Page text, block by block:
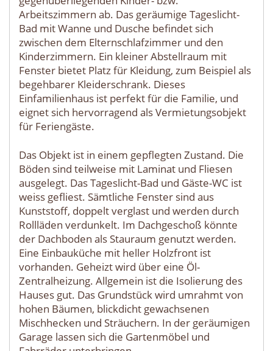
Arbeitszimmern ab. Das geräumige Tageslicht-
Bad mit Wanne und Dusche befindet sich
zwischen dem Elternschlafzimmer und den
Kinderzimmern. Ein kleiner Abstellraum mit
Fenster bietet Platz für Kleidung, zum Beispiel als
begehbarer Kleiderschrank. Dieses
Einfamilienhaus ist perfekt für die Familie, und
eignet sich hervorragend als Vermietungsobjekt
für Feriengäste.
Das Objekt ist in einem gepflegten Zustand. Die
Böden sind teilweise mit Laminat und Fliesen
ausgelegt. Das Tageslicht-Bad und Gäste-WC ist
weiss gefliest. Sämtliche Fenster sind aus
Kunststoff, doppelt verglast und werden durch
Rollläden verdunkelt. Im Dachgeschoß könnte
der Dachboden als Stauraum genutzt werden.
Eine Einbauküche mit heller Holzfront ist
vorhanden. Geheizt wird über eine Öl-
Zentralheizung. Allgemein ist die Isolierung des
Hauses gut. Das Grundstück wird umrahmt von
hohen Bäumen, blickdicht gewachsenen
Mischhecken und Sträuchern. In der geräumigen
Garage lassen sich die Gartenmöbel und